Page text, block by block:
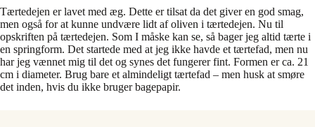
Tærtedejen er lavet med æg. Dette er tilsat da det giver en god smag,
men også for at kunne undvære lidt af oliven i tærtedejen. Nu til
opskriften på tærtedejen. Som I måske kan se, så bager jeg altid tærte i
en springform. Det startede med at jeg ikke havde et tærtefad, men nu
har jeg vænnet mig til det og synes det fungerer fint. Formen er ca. 21
cm i diameter. Brug bare et almindeligt tærtefad – men husk at smøre
det inden, hvis du ikke bruger bagepapir.